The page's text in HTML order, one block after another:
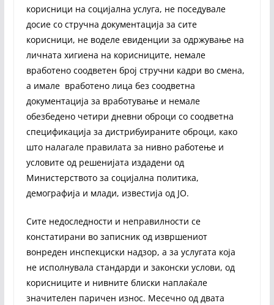
корисници на социјална услуга, не поседувале
досие со стручна документација за сите
корисници, не воделе евиденции за одржување на
личната хигиена на корисниците, немале
вработено соодветен број стручни кадри во смена,
а имале вработено лица без соодветна
документација за вработување и немале
обезбедено четири дневни оброци со соодветна
спецификација за дистрибуираните оброци, како
што налагале правилата за нивно работење и
условите од решенијата издадени од
Министерството за социјална политика,
демографија и млади, известија од ЈО.
Сите недоследности и неправилности се
констатирани во записник од извршениот
вонреден инспекциски надзор, а за услугата која
не исполнувала стандарди и законски услови, од
корисниците и нивните блиски наплаќале
значителен паричен износ. Месечно од двата